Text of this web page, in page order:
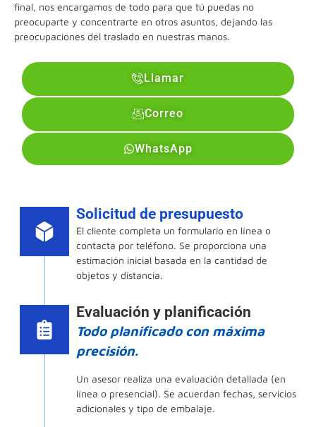
final, nos encargamos de todo para que tú puedas no
preocuparte y concentrarte en otros asuntos, dejando las
preocupaciones del traslado en nuestras manos.
Llamar
Correo
WhatsApp
Solicitud de presupuesto
El cliente completa un formulario en línea o
contacta por teléfono. Se proporciona una
estimación inicial basada en la cantidad de
objetos y distancia.
Evaluación y planificación
Todo planificado con máxima
precisión.
Un asesor realiza una evaluación detallada (en
línea o presencial). Se acuerdan fechas, servicios
adicionales y tipo de embalaje.